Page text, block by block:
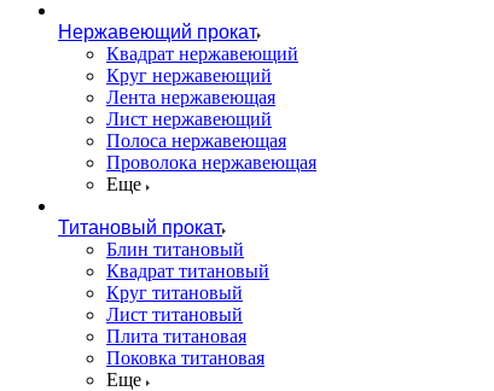
Нержавеющий прокат
Квадрат нержавеющий
Круг нержавеющий
Лента нержавеющая
Лист нержавеющий
Полоса нержавеющая
Проволока нержавеющая
Еще
Титановый прокат
Блин титановый
Квадрат титановый
Круг титановый
Лист титановый
Плита титановая
Поковка титановая
Еще